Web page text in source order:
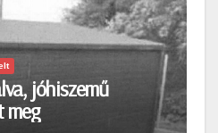
jóhiszemű
meg